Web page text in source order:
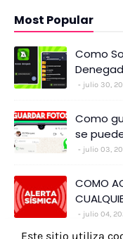
Este sitio utiliza
Most Popular
Como
julio 30,
Como
se
julio 03,
COMO
julio 04,